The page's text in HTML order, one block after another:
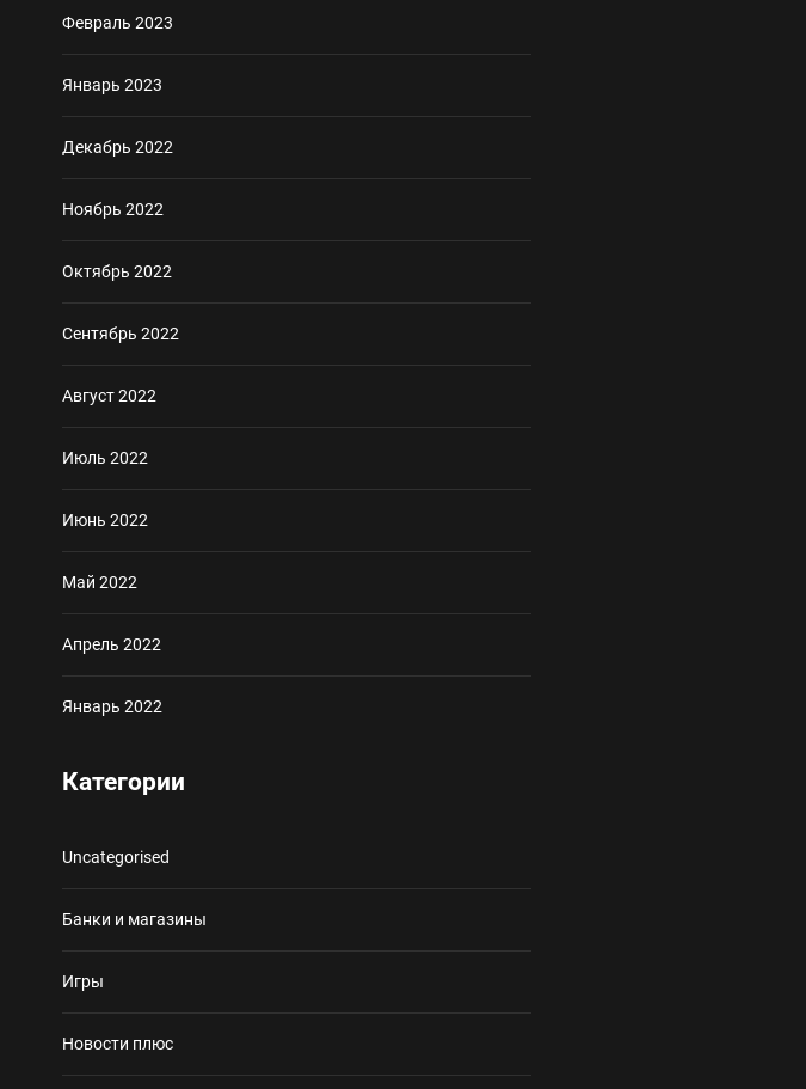
Февраль 2023
Январь 2023
Декабрь 2022
Ноябрь 2022
Октябрь 2022
Сентябрь 2022
Август 2022
Июль 2022
Июнь 2022
Май 2022
Апрель 2022
Январь 2022
Категории
Uncategorised
Банки и магазины
Игры
Новости плюс